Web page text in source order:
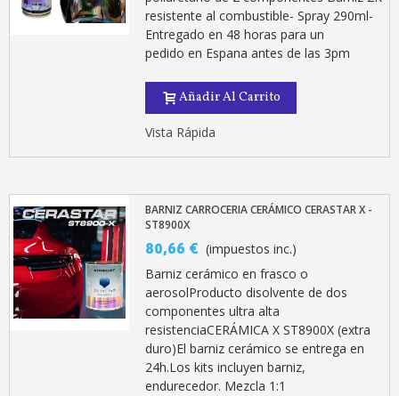
Comparte tus
Gana puntos de
Devuelve los
5 € de descuento
Cupón de 10 € por
Paga en 4 plazos sin
Comparte tus
Gana puntos de
Devuelve los
5 € de descuento
Cupón de 10 € por
resistente al combustible- Spray 290ml-
Entregado en 48 horas para un
pedido en Espana antes de las 3pm
Añadir Al Carrito
Vista Rápida
BARNIZ CARROCERIA CERÁMICO CERASTAR X -
ST8900X
80,66 € (impuestos inc.)
Barniz cerámico en frasco o
aerosolProducto disolvente de dos
componentes ultra alta
resistenciaCERÁMICA X ST8900X (extra
duro)El barniz cerámico se entrega en
24h.Los kits incluyen barniz,
endurecedor. Mezcla 1:1